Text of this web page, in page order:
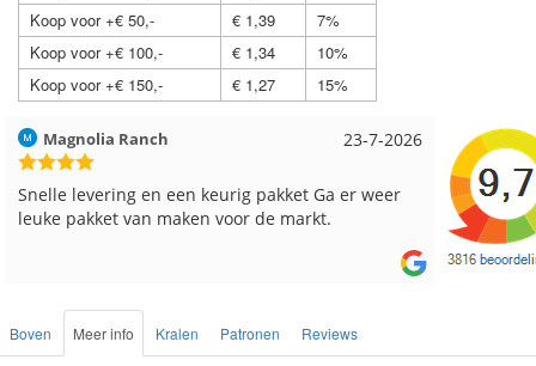
Koop voor +€ 50,-
€ 1,39
7%
Koop voor +€ 100,-
€ 1,34
10%
Koop voor +€ 150,-
€ 1,27 15%
17-7-2026
Hilde uit Loyers
Reeds meerdere keren breigaren en breinaalden
besteld, altijd heel tevreden over de service.
Loes uit
Snelle
Boven Meer info Kralen Patronen Reviews